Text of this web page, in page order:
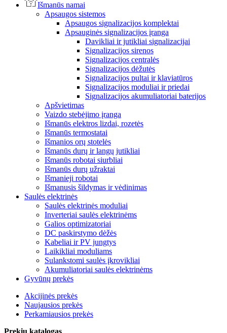
Išmanūs namai
Apsaugos sistemos
Apsaugos signalizacijos komplektai
Apsauginės signalizacijos įranga
Davikliai ir jutikliai signalizacijai
Signalizacijos sirenos
Signalizacijos centralės
Signalizacijos dėžutės
Signalizacijos pultai ir klaviatūros
Signalizacijos moduliai ir priedai
Signalizacijos akumuliatoriai baterijos
Apšvietimas
Vaizdo stebėjimo įranga
Išmanūs elektros lizdai, rozetės
Išmanūs termostatai
Išmanios orų stotelės
Išmanūs durų ir langų jutikliai
Išmanūs robotai siurbliai
Išmanūs durų užraktai
Išmanieji robotai
Išmanusis šildymas ir vėdinimas
Saulės elektrinės
Saulės elektrinės moduliai
Inverteriai saulės elektrinėms
Galios optimizatoriai
DC paskirstymo dėžės
Kabeliai ir PV jungtys
Laikikliai moduliams
Sulankstomi saulės įkrovikliai
Akumuliatoriai saulės elektrinėms
Gyvūnų prekės
Akcijinės prekės
Naujausios prekės
Perkamiausios prekės
Prekių katalogas